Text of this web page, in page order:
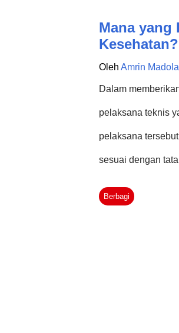
bangunan
petugas
digunakan untuk
Mana yang
Kesehatan?
Oleh Amrin
Dalam
pelaksana teknis
pelaksana
sesuai dengan
dan Peraturan
Berbagi